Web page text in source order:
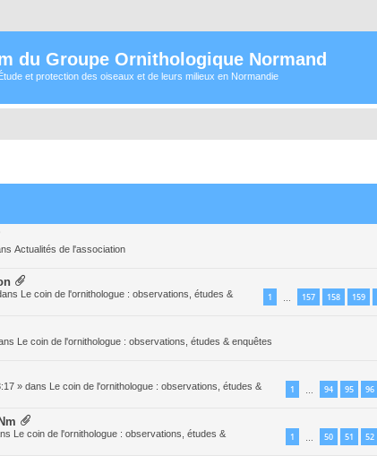
du Groupe Ornithologique Normand
et protection des oiseaux et de leurs milieux en Normandie
Actualités de l'association
1 157 158 159
Le coin de l'ornithologue : observations, études &
Le coin de l'ornithologue : observations, études & enquêtes
1 94 95 96
» dans Le coin de l'ornithologue : observations, études &
1 50 51 52
Le coin de l'ornithologue : observations, études &